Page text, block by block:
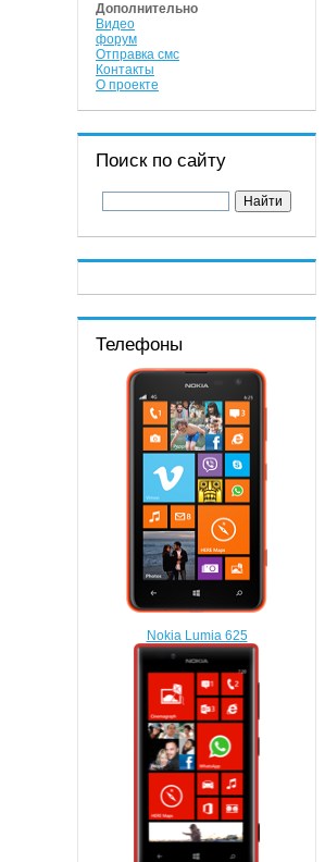
Дополнительно
Видео
форум
Отправка смс
Контакты
О проекте
Поиск по сайту
Телефоны
Nokia Lumia 625